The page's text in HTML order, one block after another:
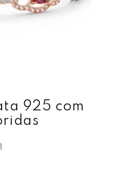
925 com